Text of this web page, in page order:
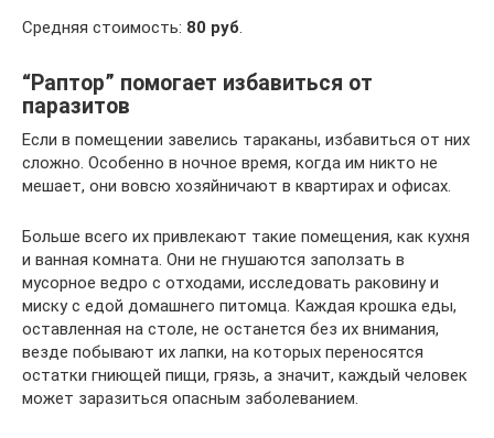
Средняя стоимость: 80 руб.
“Раптор” помогает избавиться от
паразитов
Если в помещении завелись тараканы, избавиться от них
сложно. Особенно в ночное время, когда им никто не
мешает, они вовсю хозяйничают в квартирах и офисах.
Больше всего их привлекают такие помещения, как кухня
и ванная комната. Они не гнушаются заползать в
мусорное ведро с отходами, исследовать раковину и
миску с едой домашнего питомца. Каждая крошка еды,
оставленная на столе, не останется без их внимания,
везде побывают их лапки, на которых переносятся
остатки гниющей пищи, грязь, а значит, каждый человек
может заразиться опасным заболеванием.